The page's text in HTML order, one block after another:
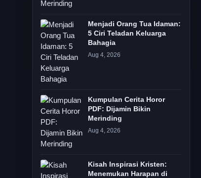
Menjadi Orang Tua Idaman:
5 Ciri Teladan Keluarga
Bahagia
Aug 4, 2026
Kumpulan Cerita Horor
PDF: Dijamin Bikin
Merinding
Aug 4, 2026
Kisah Inspirasi Kristen:
Menemukan Harapan di